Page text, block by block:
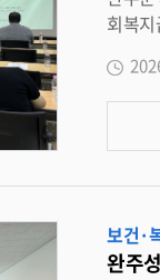
역본부에 깊이 감사드리고 , 앞으
편 초록우산은 ‘ 아동이 행복한 세상 ’ 을 만들기 위해 아동의
지역사회와 긴
회복지급식관리지원센터가
환경 조성을 위한 위생 · 안전 및 영양관
계자들이 참석한 가운데 ▲ 사회복지
설 맞춤형 지원사
행됐다 . 참석자들은 사회복지급식 지원사업의 운영 방향과 현장 적용 방안에 높은 관심을 보였으며 , 질의응답 시간을 통해 다양한 의견을
나누고 사업에 대
보건·
완주